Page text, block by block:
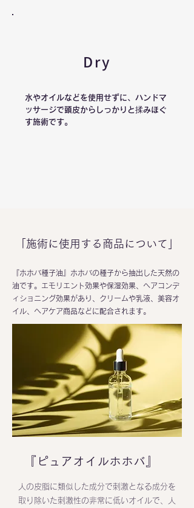
Dry
水やオイルなどを使用せずに、ハンドマ
ッサージで頭皮からしっかりと揉みほぐ
す施術です。
「施術に使用する商品について」
『ホホバ種子油』ホホバの種子から抽出した天然の
油です。エモリエント効果や保湿効果、ヘアコンデ
ィショニング効果があり、クリームや乳液、美容オ
イル、ヘアケア商品などに配合されます。
『ピュアオイルホホバ』
人の皮脂に類似した成分で刺激となる成分を
取り除いた刺激性の非常に低いオイルで、人